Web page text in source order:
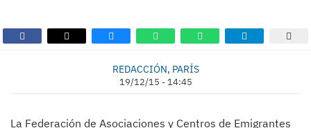
REDACCIÓN, PARÍS
19/12/15 - 14:45
La Federación de Asociaciones y Centros de Emigrantes